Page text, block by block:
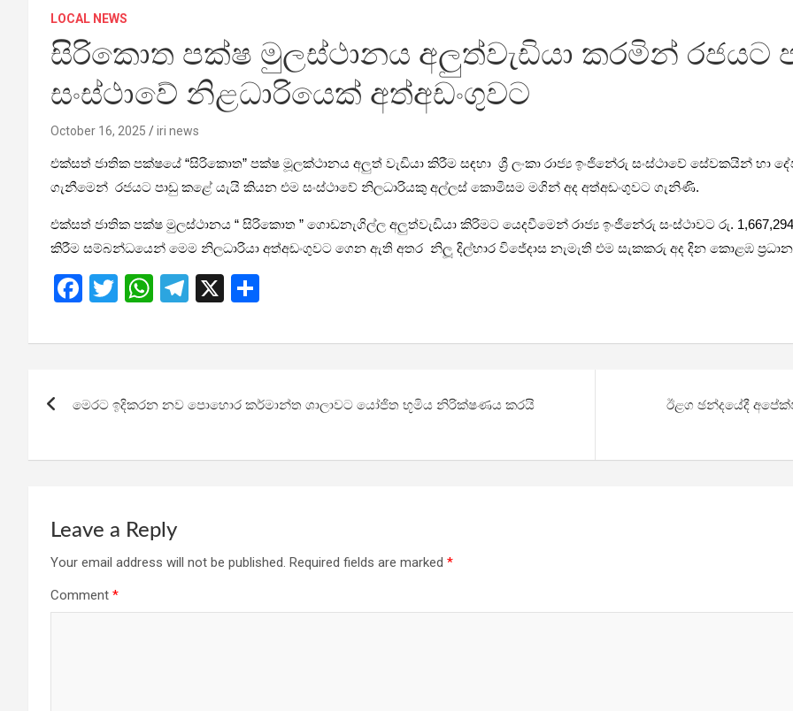
LOCAL NEWS
සිරිකොත පක්ෂ මුලස්ථානය අලුත්වැඩියා කරමින් රජයට
සංස්ථාවේ නිළධාරියෙක් අත්අඩංගුවට
October 16, 2025 iri news
එක්සත් ජාතික පක්ෂයේ “සිරිකොත” පක්ෂ මූලක්ථානය අලුත් වැඩියා කිරීම සඳහා ශ්‍රී ලංකා රාජ්‍ය ඉංජිනේරු සංස්ථාවේ සේවකයින්
ගැනීමෙන් රජයට පාඩු කළේ යැයි කියන එම සංස්ථාවේ නිලධාරියකු අල්ලස් කොමිසම මගින් අද අත්අඩංගුවට ගැනිණි.
එක්සත් ජාතික පක්ෂ මුලස්ථානය “ සිරිකොත ” ගොඩනැගිල්ල අලුත්වැඩියා කිරිමට යෙදවීමෙන් රාජ්‍ය ඉංජිනේරු සංස්ථාවට රු.
කිරීම සම්බන්ධයෙන් මෙම නිලධාරියා අත්අඩංගුවට ගෙන ඇති අතර නිලූ දිල්හාර විජේදාස නැමැති එම සැකකරු අද දින කොළඹ
F
ce
o
k
T
tt
W
at
A
p
T
e
a
X
ar
navigation
මෙරට ඉදිකරන නව පොහොර කර්මාන්ත ශාලාවට යෝජිත භූමිය නිරික්ෂණය කරයි
ඊළග ඡන්දයේදී
Leave a Reply
Your email address will not be published. Required fields are marked *
Comment *